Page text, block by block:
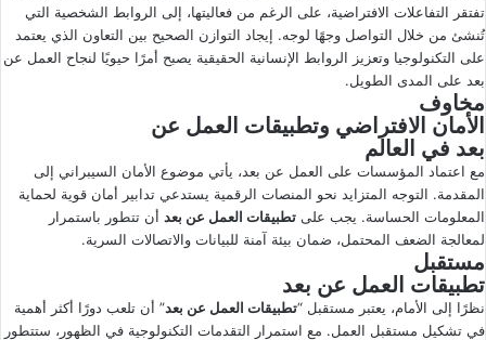
تفتقر التفاعلات الافتراضية، على الرغم من فعاليتها، إلى الروابط الشخصية التي
تُنشئ من خلال التواصل وجهًا لوجه. إيجاد التوازن الصحيح بين التعاون الذي يعتمد
على التكنولوجيا وتعزيز الروابط الإنسانية الحقيقية يصبح أمرًا حيويًا لنجاح العمل عن
بعد على المدى الطويل.
مخاوف
الأمان الافتراضي وتطبيقات العمل عن
بعد في العالم
مع اعتماد المؤسسات على العمل عن بعد، يأتي موضوع الأمان السيبراني إلى
المقدمة. التوجه المتزايد نحو المنصات الرقمية يستدعي تدابير أمان قوية لحماية
المعلومات الحساسة. يجب على تطبيقات العمل عن بعد أن تتطور باستمرار
لمعالجة الضعف المحتمل، ضمان بيئة آمنة للبيانات والاتصالات السرية.
مستقبل
تطبيقات العمل عن بعد
نظرًا إلى الأمام، يعتبر مستقبل “تطبيقات العمل عن بعد” أن تلعب دورًا أكثر أهمية
في تشكيل مستقبل العمل. مع استمرار التقدمات التكنولوجية في الظهور، ستتطور